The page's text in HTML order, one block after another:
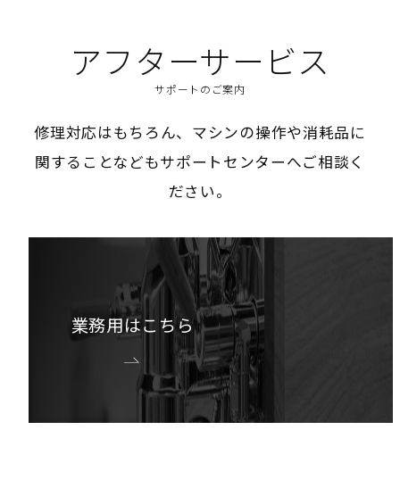
アフターサービス
サポートのご案内
修理対応はもちろん、マシンの操作や消耗品に
関することなどもサポートセンターへご相談く
ださい。
業務用はこちら